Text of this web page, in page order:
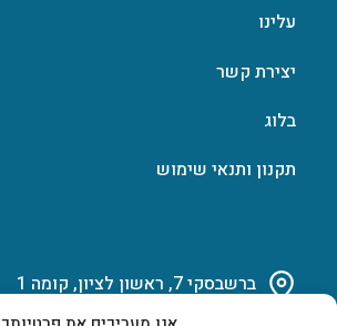
עלינו
יצירת קשר
בלוג
תקנון ותנאי שימוש
ברשבסקי 7, ראשון לציון, קומה 1